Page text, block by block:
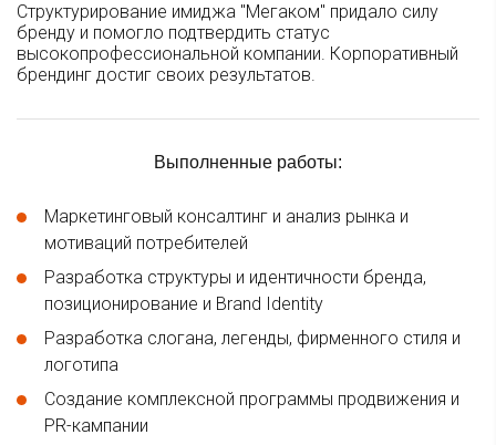
Структурирование имиджа "Мегаком" придало силу
бренду и помогло подтвердить статус
высокопрофессиональной компании. Корпоративный
брендинг достиг своих результатов.
Выполненные работы:
Маркетинговый консалтинг и анализ рынка и
мотиваций потребителей
Разработка структуры и идентичности бренда,
позиционирование и Brand Identity
Разработка слогана, легенды, фирменного стиля и
логотипа
Создание комплексной программы продвижения и
PR-кампании